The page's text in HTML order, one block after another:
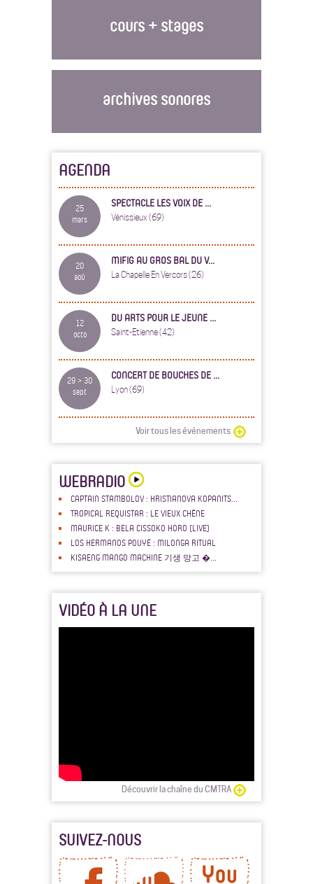
cours + stages
archives sonores
AGENDA
25
mars
SPECTACLE LES VOIX DE ...
Vénissieux (69)
20
aoû
MIFIG AU GROS BAL DU V...
La Chapelle En Vercors (26)
12
octo
DU ARTS POUR LE JEUNE ...
Saint-Etienne (42)
29 > 30
sept
CONCERT DE BOUCHES DE ...
Lyon (69)
Voir tous les événements
WEBRADIO
CAPTAIN STAMBOLOV : HRISTIANOVA KOPANITS...
TROPICAL REQUISTAR : LE VIEUX CHÊNE
MAURICE K : BELA CISSOKO HORO (LIVE)
LOS HERMANOS POUYÉ : MILONGA RITUAL
KISAENG MANGO MACHINE 기생 망고 �...
VIDÉO À LA UNE
Découvrir la chaîne du CMTRA
SUIVEZ-NOUS